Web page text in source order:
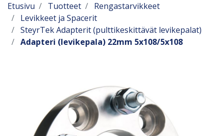
Etusivu Tuotteet
Rengastarvikkeet
Levikkeet ja Spacerit
SteyrTek Adapterit (pulttikeskittävät levikepalat)
Adapteri (levikepala) 22mm 5x108/5x108